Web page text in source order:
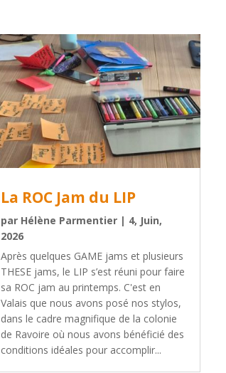
La ROC Jam du LIP
par Hélène Parmentier | 4, Juin,
2026
Après quelques GAME jams et plusieurs
THESE jams, le LIP s’est réuni pour faire
sa ROC jam au printemps. C'est en
Valais que nous avons posé nos stylos,
dans le cadre magnifique de la colonie
de Ravoire où nous avons bénéficié des
conditions idéales pour accomplir...